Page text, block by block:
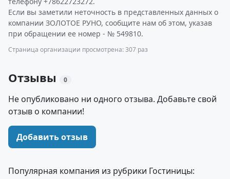
Если вы заметили неточность в представленных данных о
компании ЗОЛОТОЕ РУНО, сообщите нам об этом, указав
при обращении ее номер - № 549810.
Страница организации просмотрена: 307 раз
Отзывы 0
Не опубликовано ни одного отзыва. Добавьте свой
отзыв о компании!
Добавить отзыв
Популярная компания из рубрики Гостиницы: